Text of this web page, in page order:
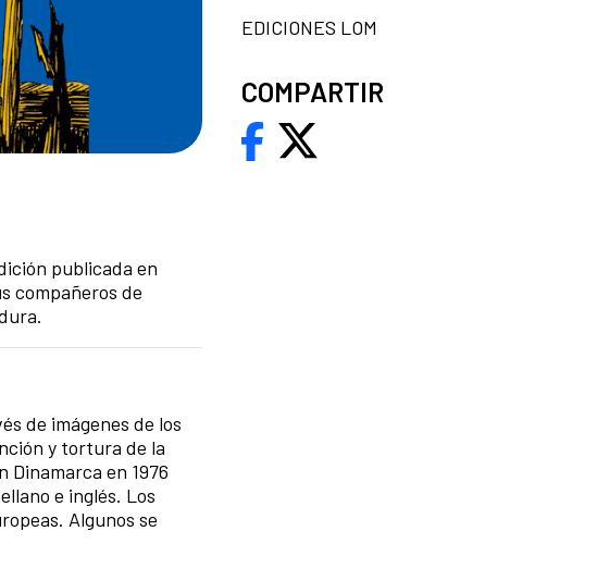
publicada en
compañeros de
de imágenes de los
y tortura de la
Dinamarca en 1976
e inglés. Los
Algunos se
EDICIONES LOM
COMPARTIR